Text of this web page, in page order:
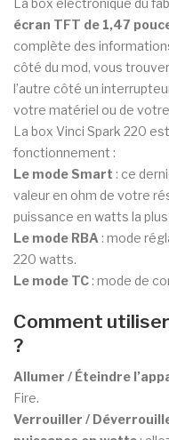
La box électronique du
écran TFT de 1,47
complète des
côté du mod, vous
l’autre côté un
votre matériel ou de
La box Vinci Spark 220
fonctionnement :
Le mode Smart : ce
valeur en ohm de votre
puissance en watts la
Le mode RBA : mode
220 watts.
Le mode TC: mode de
Comment
?
Allumer / Éteindre
Fire.
Verrouiller /